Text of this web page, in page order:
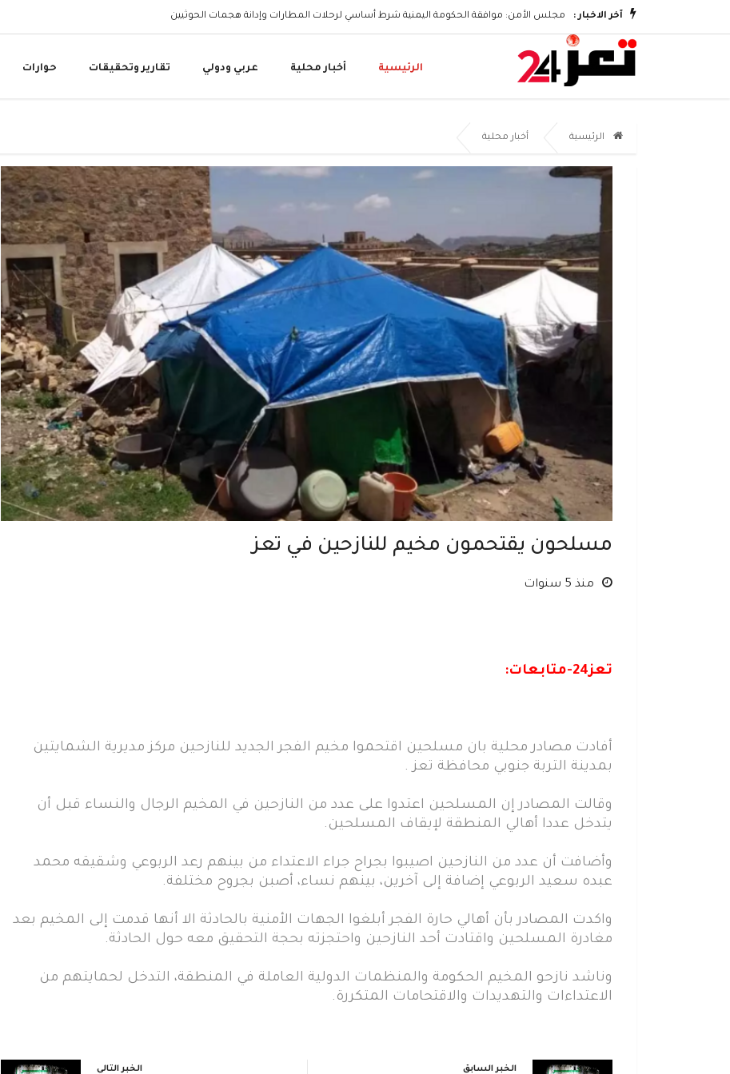
آخر الاخبار : مجلس الأمن: موافقة الحكومة اليمنية شرط أساسي لرحلات المطارات وإدانة هجمات الحوثيين الرئيس العليمي يوجه
الرئيسية أخبار محلية عربي ودولي تقارير وتحقيقات حوارات
الرئيسية أخبار محلية
مسلحون يقتحمون مخيم للنازحين في تعز
منذ 5 سنوات
تعز24-متابعات:
أفادت مصادر محلية بان مسلحين اقتحموا مخيم الفجر الجديد للنازحين مركز مديرية الشمايتين
بمدينة التربة جنوبي محافظة تعز .
وقالت المصادر إن المسلحين اعتدوا على عدد من النازحين في المخيم الرجال والنساء قبل أن
يتدخل عددا أهالي المنطقة لإيقاف المسلحين.
وأضافت أن عدد من النازحين اصيبوا بجراح جراء الاعتداء من بينهم رعد الربوعي وشقيقه محمد
عبده سعيد الربوعي إضافة إلى آخرين، بينهم نساء، أصبن بجروح مختلفة.
واكدت المصادر بأن أهالي حارة الفجر أبلغوا الجهات الأمنية بالحادثة الا أنها قدمت إلى المخيم بعد
مغادرة المسلحين واقتادت أحد النازحين واحتجزته بحجة التحقيق معه حول الحادثة.
وناشد نازحو المخيم الحكومة والمنظمات الدولية العاملة في المنطقة، التدخل لحمايتهم من
الاعتداءات والتهديدات والاقتحامات المتكررة.
الخبر السابق الخبر التالي